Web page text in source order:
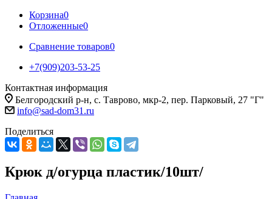
Корзина0
Отложенные0
Сравнение товаров0
+7(909)203-53-25
Контактная информация
Белгородский р-н, с. Таврово, мкр-2, пер. Парковый, 27 "Г"
info@sad-dom31.ru
Поделиться
Крюк д/огурца пластик/10шт/